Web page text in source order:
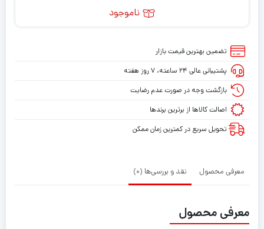
ناموجود
تضمین بهترین قیمت بازار
پشتیبانی عالی ۲۴ ساعته، ۷ روز هفته
بازگشت وجه در صورت عدم رضایت
اصالت کالاها از برترین برندها
تحویل سریع در کمترین زمان ممکن
معرفی محصول نقد و بررسی‌ها (0)
معرفی محصول